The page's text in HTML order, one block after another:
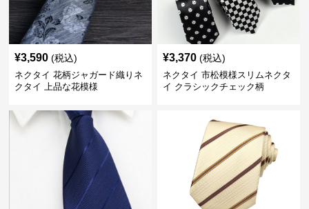
¥3,590 (税込)
ネクタイ 花柄ジャガード織りネ
クタイ 上品な花模様
¥3,370 (税込)
ネクタイ 市松模様スリムネクタ
イ クラシックチェック柄